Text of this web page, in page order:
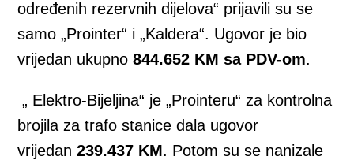
određenih rezervnih dijelova“ prijavili su se
samo „Prointer“ i „Kaldera“. Ugovor je bio
vrijedan ukupno844.652 KM sa PDV-om.
„ Elektro-Bijeljina“ je „Prointeru“ za kontrolna
brojila za trafo stanice dala ugovor
vrijedan239.437 KM. Potom su se nanizale